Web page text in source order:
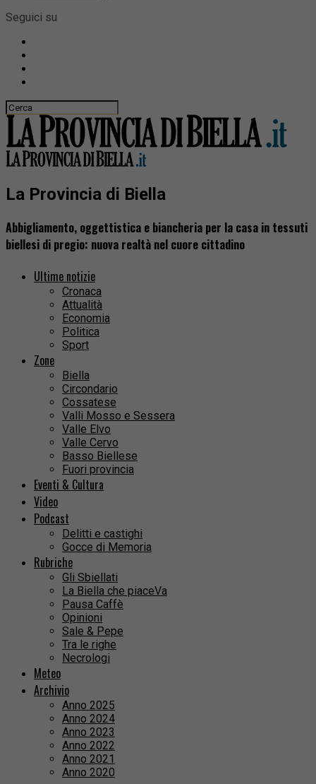
Seguici su
La Provincia di Biella
Abbigliamento, oggettistica e biancheria per la casa in tessuti
biellesi di pregio: nuova realtà nel cuore cittadino
Ultime notizie
Cronaca
Attualità
Economia
Politica
Sport
Zone
Biella
Circondario
Cossatese
Valli Mosso e Sessera
Valle Elvo
Valle Cervo
Basso Biellese
Fuori provincia
Eventi & Cultura
Video
Podcast
Delitti e castighi
Gocce di Memoria
Rubriche
Gli Sbiellati
La Biella che piaceVa
Pausa Caffè
Opinioni
Sale & Pepe
Tra le righe
Necrologi
Meteo
Archivio
Anno 2025
Anno 2024
Anno 2023
Anno 2022
Anno 2021
Anno 2020